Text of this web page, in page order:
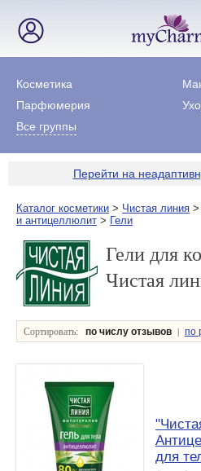
Косметика
Парфюмерия
Все группы
Перейти на
Каталог косметики > Чистая линия >
и антицеллюлит > Гели
Гели для
Чистая
Сортировать: по числу отзывов | по
для